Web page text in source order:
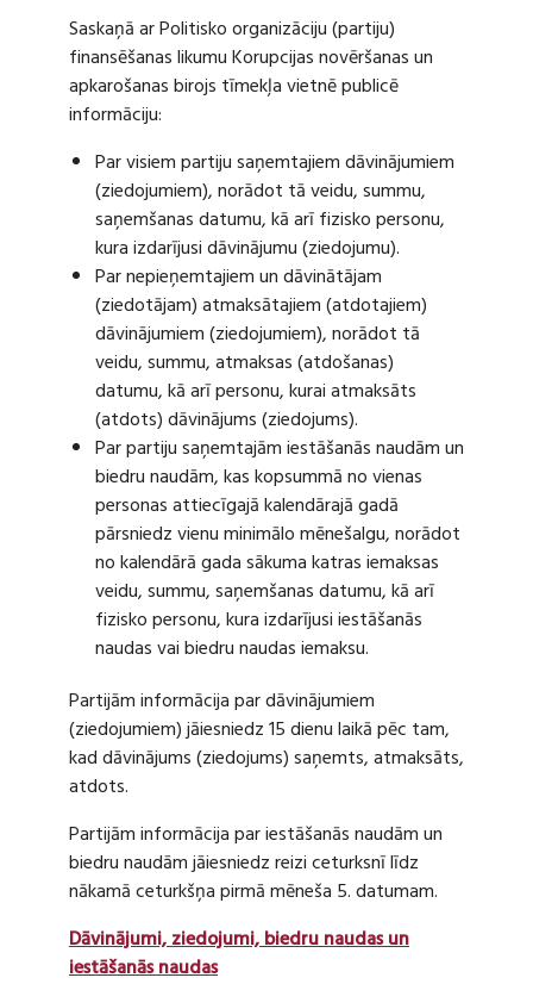
Saskaņā ar Politisko organizāciju (partiju)
finansēšanas likumu Korupcijas novēršanas un
apkarošanas birojs tīmekļa vietnē publicē
informāciju:
Par visiem partiju saņemtajiem dāvinājumiem
(ziedojumiem), norādot tā veidu, summu,
saņemšanas datumu, kā arī fizisko personu,
kura izdarījusi dāvinājumu (ziedojumu).
Par nepieņemtajiem un dāvinātājam
(ziedotājam) atmaksātajiem (atdotajiem)
dāvinājumiem (ziedojumiem), norādot tā
veidu, summu, atmaksas (atdošanas)
datumu, kā arī personu, kurai atmaksāts
(atdots) dāvinājums (ziedojums).
Par partiju saņemtajām iestāšanās naudām un
biedru naudām, kas kopsummā no vienas
personas attiecīgajā kalendārajā gadā
pārsniedz vienu minimālo mēnešalgu, norādot
no kalendārā gada sākuma katras iemaksas
veidu, summu, saņemšanas datumu, kā arī
fizisko personu, kura izdarījusi iestāšanās
naudas vai biedru naudas iemaksu.
Partijām informācija par dāvinājumiem
(ziedojumiem) jāiesniedz 15 dienu laikā pēc tam,
kad dāvinājums (ziedojums) saņemts, atmaksāts,
atdots.
Partijām informācija par iestāšanās naudām un
biedru naudām jāiesniedz reizi ceturksnī līdz
nākamā ceturkšņa pirmā mēneša 5. datumam.
Dāvinājumi, ziedojumi, biedru naudas un
iestāšanās naudas